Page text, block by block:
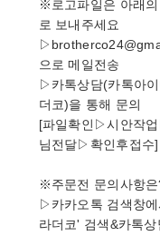
※로고파일은 아래의
로 보내주세요
으로 메일전송
▷카톡상담(카톡아
더코)을 통해 문의
[파일확인▷시안작
님전달▷확인후접수]
※주문전 문의사항
▷카카오톡 검색창에
라더코' 검색&카톡상